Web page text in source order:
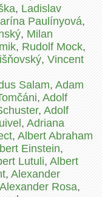
,Ladislav
Paulínyová,
,Milan
,Rudolf Mock,
,Vincent
Salam,Adam
,Adolf
,Adolf
,Adriana
,Albert Abraham
Einstein,
Lutuli,Albert
,Alexander
Alexander Rosa,